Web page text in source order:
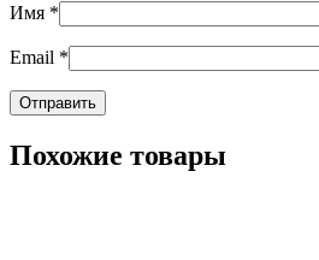
Имя *
Email *
Похожие товары